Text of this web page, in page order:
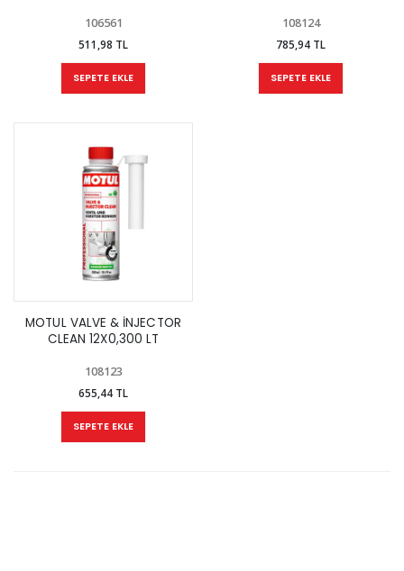
106561
511,98 TL
SEPETE EKLE
108124
785,94 TL
SEPETE EKLE
MOTUL VALVE & İNJECTOR
CLEAN 12X0,300 LT
108123
655,44 TL
SEPETE EKLE